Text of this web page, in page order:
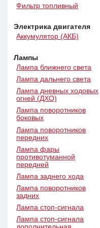
Фильтр топливный
Электрика двигателя
Аккумулятор (АКБ)
Лампы
Лампа ближнего света
Лампа дальнего света
Лампа дневных ходовых
огней (ДХО)
Лампа поворотников
боковых
Лампа поворотников
передних
Лампа фары
противотуманной
передней
Лампа заднего хода
Лампа поворотников
задних
Лампа стоп-сигнала
Лампа стоп-сигнала